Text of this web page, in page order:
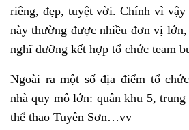
riêng, đẹp, tuyệt vời. Chính vì
này thường được nhiều đơn vị lớn,
nghĩ dưỡng kết hợp tổ chức team
Ngoài ra một số địa điểm tổ
nhà quy mô lớn: quân khu 5,
thể thao Tuyên Sơn…vv